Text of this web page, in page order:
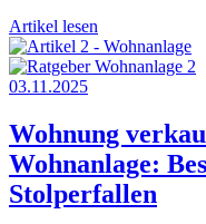
Artikel lesen
03.11.2025
Wohnung
Wohnanlage:
Stolperfallen